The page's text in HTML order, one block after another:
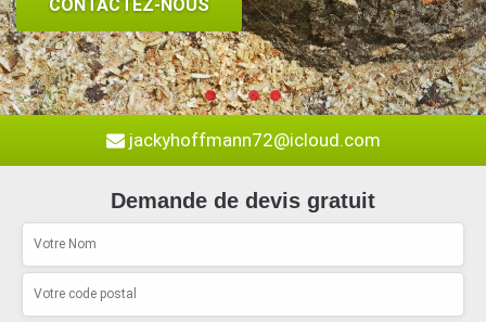
CONTACTEZ-NOUS
jackyhoffmann72@icloud.com
Demande de devis gratuit